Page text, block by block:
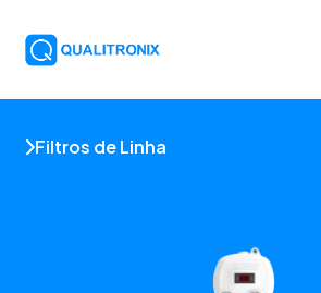
Filtros de Linha